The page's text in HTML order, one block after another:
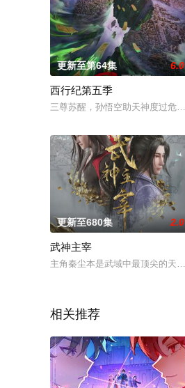
更新至第64集 6.0
西行纪第五季
三尊苏醒，孙悟空助天神度过危
更新至680集 2.0
武神主宰
主角秦尘本是武域中最顶尖的天
相关推荐